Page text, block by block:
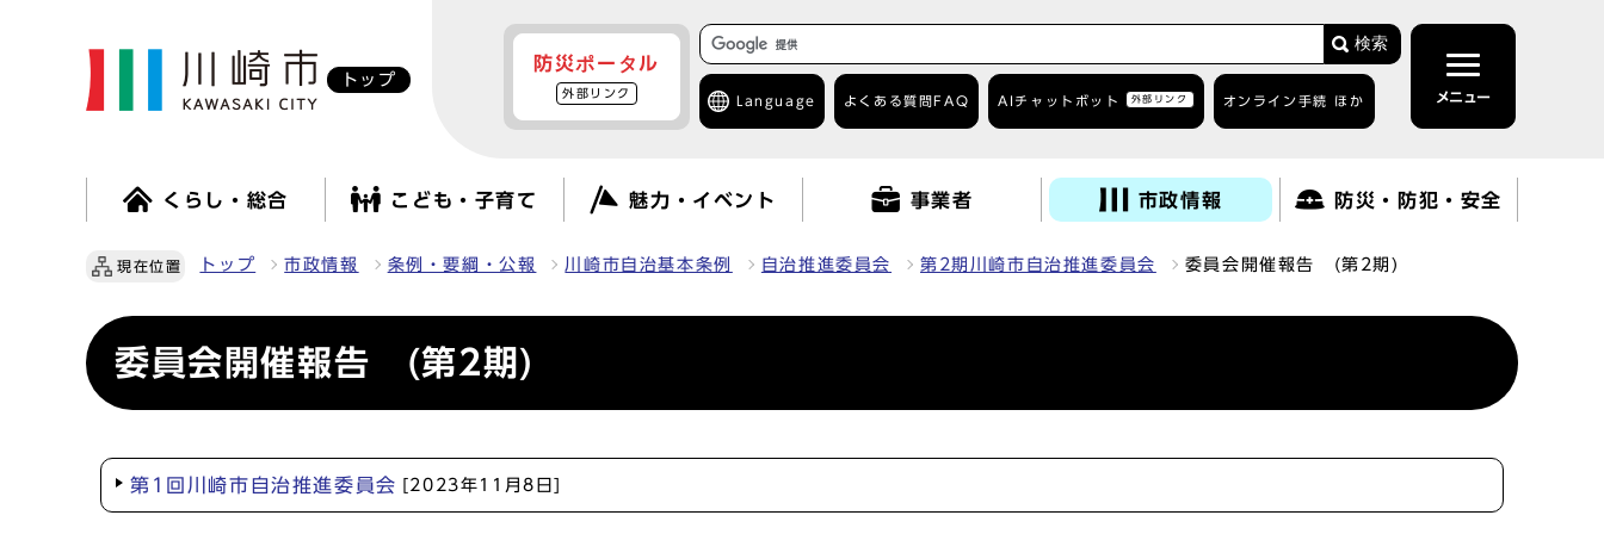
トップ
防災ポータル
外部リンク
検索
Language よくある質問 FAQ AIチャットボット 外部リンク オンライン手続 ほか メニュー
くらし・総合 こども・子育て 魅力・イベント 事業者 市政情報 防災・防犯・安全
現在位置 トップ 市政情報 条例・要綱・公報 川崎市自治基本条例 自治推進委員会 第2期川崎市自治推進委員会 委員会開催報告 (第2期)
委員会開催報告 (第2期)
第1回川崎市自治推進委員会 [2023年11月8日]